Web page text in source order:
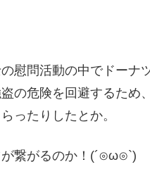
慰問活動の中でドーナ
の危険を回避するため
ったりしたとか。
繋がるのか！(´⊙ω⊙`)